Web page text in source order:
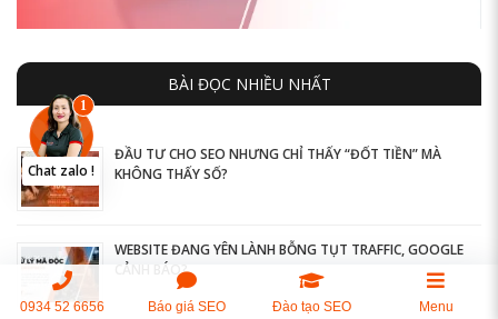
BÀI ĐỌC NHIỀU NHẤT
ĐẦU TƯ CHO SEO NHƯNG CHỈ THẤY “ĐỐT TIỀN” MÀ
KHÔNG THẤY SỐ?
WEBSITE ĐANG YÊN LÀNH BỖNG TỤT TRAFFIC, GOOGLE
CẢNH BÁO?
0934 52 6656 Báo giá SEO Đào tạo SEO Menu